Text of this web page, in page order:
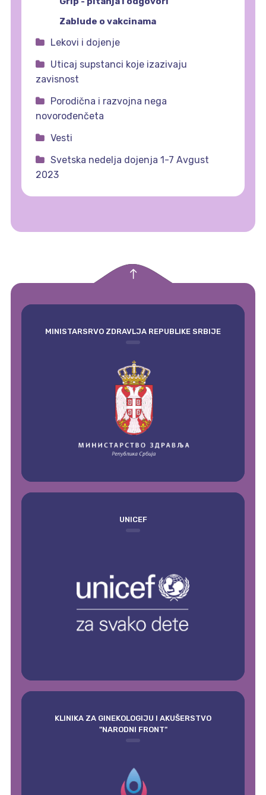
Zablude o vakcinama
Lekovi i dojenje
Uticaj supstanci koje izazivaju
zavisnost
Porodična i razvojna nega
novorođenčeta
Vesti
Svetska nedelja dojenja 1-7 Avgust
2023
MINISTARSRVO ZDRAVLJA REPUBLIKE SRBIJE
UNICEF
KLINIKA ZA GINEKOLOGIJU I AKUŠERSTVO
"NARODNI FRONT"